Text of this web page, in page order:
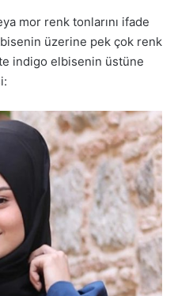
mor renk tonlarını ifade
üzerine pek çok renk
indigo elbisenin üstüne